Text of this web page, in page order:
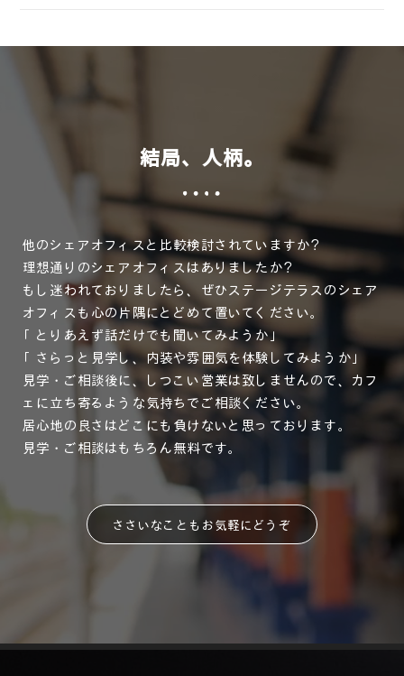
結局、人柄。
他のシェアオフィスと比較検討されていますか？
理想通りのシェアオフィスはありましたか？
もし迷われておりましたら、ぜひステージテラスのシェア
オフィスも心の片隅にとどめて置いてください。
「とりあえず話だけでも聞いてみようか」
「さらっと見学し、内装や雰囲気を体験してみようか」
見学・ご相談後に、しつこい営業は致しませんので、カフ
ェに立ち寄るような気持ちでご相談ください。
居心地の良さはどこにも負けないと思っております。
見学・ご相談はもちろん無料です。
ささいなこともお気軽にどうぞ